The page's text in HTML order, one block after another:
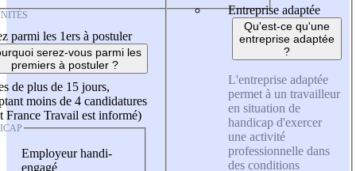
parmi les 1ers à postuler
serez-vous parmi les
premiers à postuler ?
de plus de 15 jours,
moins de 4 candidatures
France Travail est informé)
Employeur handi-
engagé
Entreprise adaptée
Qu'est-ce qu'une
entreprise adaptée
?
L'entreprise adaptée
permet à un travailleur
en situation de
handicap d'exercer
une activité
professionnelle dans
des conditions